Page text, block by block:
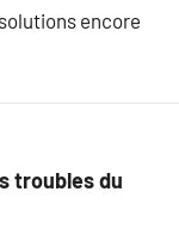
encore
troubles du